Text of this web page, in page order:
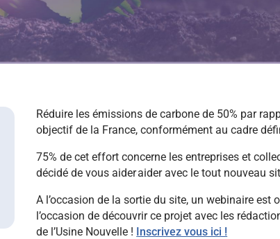
Réduire les émissions de carbone de 50% par
objectif de la France, conformément au cadre
75% de cet effort concerne les entreprises et
décidé de vous aider aider avec le tout nouveau
A l’occasion de la sortie du site, un webinaire est
l’occasion de découvrir ce projet avec les
de l’Usine Nouvelle !
Inscrivez vous ici !